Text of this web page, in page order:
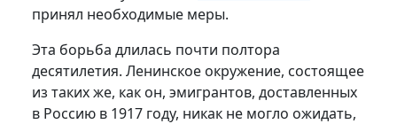
принял необхо­димые меры.
Эта борьба длилась почти полтора
десятилетия. Ленинское окружение, состоящее
из таких же, как он, эмигрантов, достав­ленных
в Россию в 1917 году, никак не могло ожидать,